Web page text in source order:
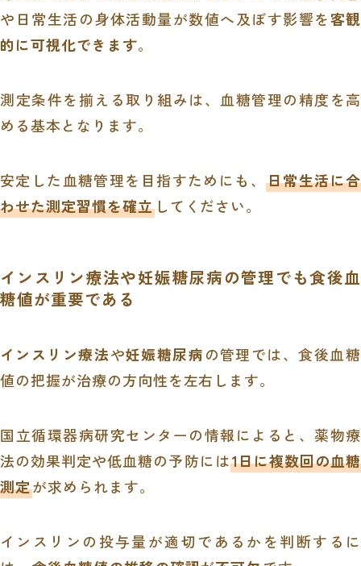
や日常生活の身体活動量が数値へ及ぼす影響を客観
的に可視化できます。
測定条件を揃える取り組みは、血糖管理の精度を高
める基本となります。
安定した血糖管理を目指すためにも、 日常生活に合
わせた測定習慣を確立してください。
インスリン療法や妊娠糖尿病の管理でも食後血
糖値が重要である
インスリン療法や妊娠糖尿病の管理では、食後血糖
値の把握が治療の方向性を左右します。
国立循環器病研究センターの情報によると、薬物療
法の効果判定や低血糖の予防には1日に複数回の血糖
測定が求められます。
インスリンの投与量が適切であるかを判断するに